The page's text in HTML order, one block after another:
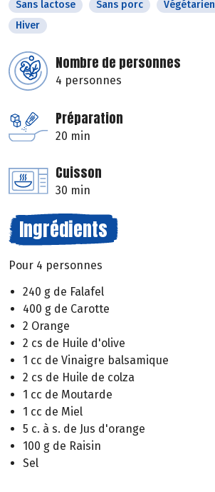
Sans lactose
Sans porc Végétarien
Hiver
Nombre de personnes
4 personnes
Préparation
20 min
Cuisson
30 min
Ingrédients
Pour 4 personnes
240 g de Falafel
400 g de Carotte
2 Orange
2 cs de Huile d'olive
1 cc de Vinaigre balsamique
2 cs de Huile de colza
1 cc de Moutarde
1 cc de Miel
5 c. à s. de Jus d'orange
100 g de Raisin
Sel